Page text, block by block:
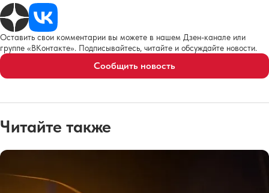
Оставить свои комментарии вы можете в нашем Дзен-канале или
группе «ВКонтакте». Подписывайтесь, читайте и обсуждайте новости.
Сообщить новость
Читайте также